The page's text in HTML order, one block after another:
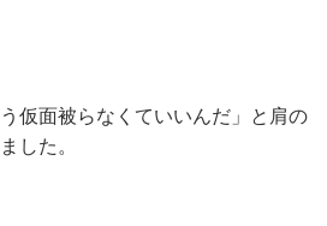
仮面被らなくていいんだ」と肩の
した。